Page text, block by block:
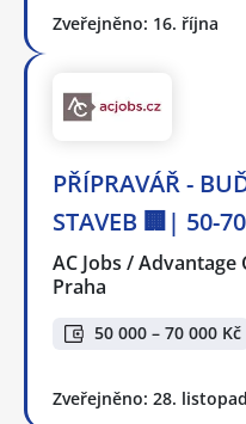
Zveřejněno: 16. října
PŘÍPRAVÁŘ -
STAVEB 🏢| 50-
AC Jobs / Advantage
Praha
50 000 – 70 000 Kč
Zveřejněno: 28.